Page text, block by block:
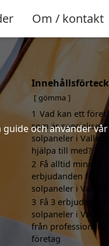
Om / kontakt
och använder
gömma
1 Vad kan ett
som är
solpaneler i
hjälpa till med?
2 Få alltid minst 3
erbjudanden för
solpaneler i
3 Få 3 erbjudanden
solpaneler i
från professionella
företag